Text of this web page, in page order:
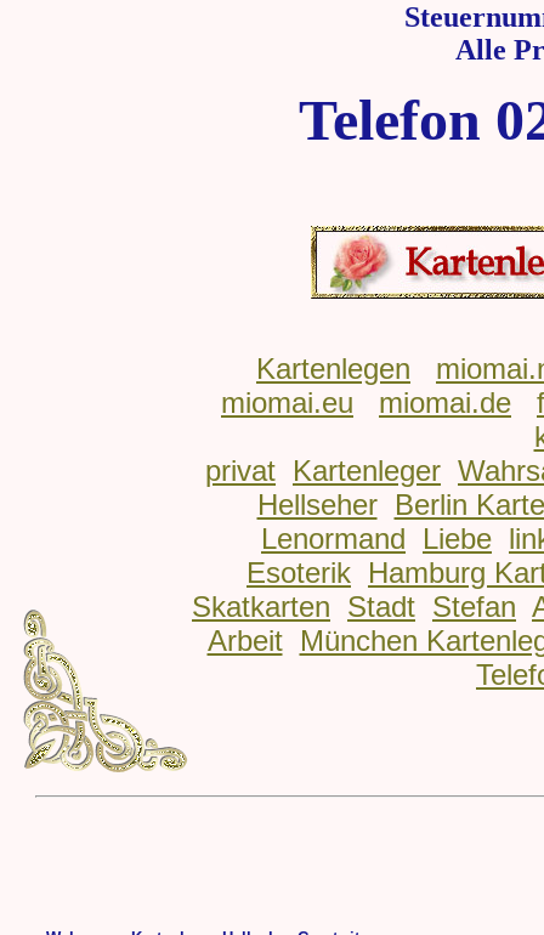
Alle
Telefon
Kartenlegen
miomai.eu
miomai.de
privat Kartenleger
Hellseher
Berlin
Lenormand
Liebe
Esoterik Hamburg
Skatkarten Stadt Stefan
Arbeit
München